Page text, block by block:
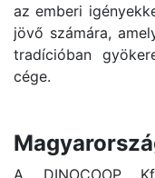
az emberi
jövő számára,
tradícióban
cége.
A DINOCOOP